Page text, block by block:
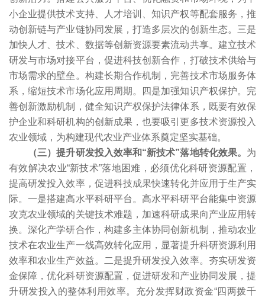
小企业提供技术支持、人才培训、知识产权等配套服务，推
动创新链与产业链协同发展，打造多层次的创新生态。三是
加快人才、技术、数据等创新资源要素流动共享。建立技术
研发与市场对接平台，促进科技创新合作，打破技术供给与
市场需求的壁垒。构建长期合作机制，完善技术市场服务体
系，缩短技术市场化应用周期。四是加强知识产权保护。完
善创新激励机制，健全知识产权保护法律体系，既要有效保
护企业和科研机构的创新成果，也要吸引更多技术资源投入
农业领域，为构建现代农业产业体系奠定坚实基础。
（三）提升研发投入效率和“新技术”落地转化效果。 为
有效解决农业“新技术”落地困难，必须优化科研资源配置，
提高研发投入效率，促进科技成果快速转化并应用于生产实
际。一是搭建高水平科研平台。高水平科研平台能集中资源
攻克农业领域的关键技术难题，加速科研成果向产业应用转
换。深化产学研合作，构建多主体协同创新机制，推动农业
技术在农业生产一线高效转化应用，显著提升科研资源利用
效率和农业生产效益。二是提升研发投入效率。夯实研发资
金保障，优化科研资源配置，促进研发和产业协同发展，提
升研发投入的整体利用效率。充分发挥财政资金“四两拨千